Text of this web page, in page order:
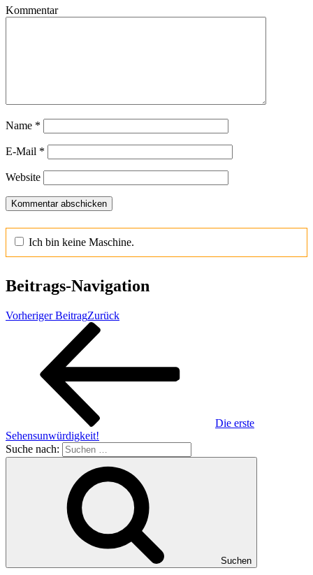
Kommentar
Name *
E-Mail *
Website
Ich bin keine Maschine.
Beitrags-Navigation
Vorheriger BeitragZurück
Die erste
Sehensunwürdigkeit!
Suche nach:
Suchen